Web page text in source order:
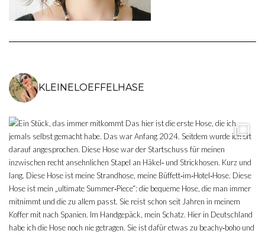
KLEINELOEFFELHASE